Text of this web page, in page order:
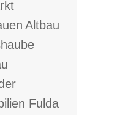
Altbau
Fulda